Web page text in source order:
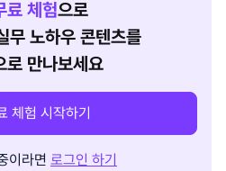
료 체험으로
노하우 콘텐츠를
로 만나보세요
체험 시작하기
이라면 로그인 하기